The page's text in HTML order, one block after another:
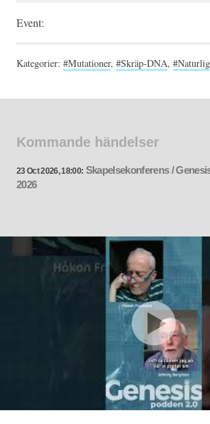
Event:
Kategorier: #Mutationer, #Skräp-DNA,
Kommande händelser
23 Oct 2026, 18:00: Skapelsekonferens /
2026